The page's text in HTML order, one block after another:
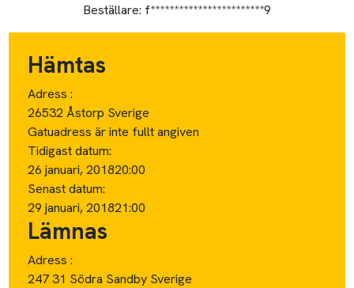
Beställare: f************************9
Hämtas
Adress :
26532 Åstorp Sverige
Gatuadress är inte fullt angiven
Tidigast datum:
26 januari, 201820:00
Senast datum:
29 januari, 201821:00
Lämnas
Adress :
247 31 Södra Sandby Sverige